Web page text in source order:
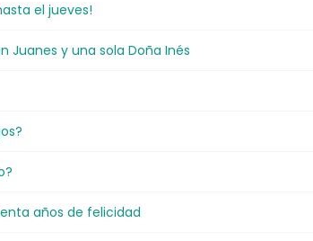
el jueves!
Juanes y una sola Doña Inés
años de felicidad